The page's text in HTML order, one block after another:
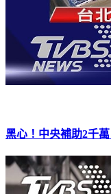
黑心！中央補助2千